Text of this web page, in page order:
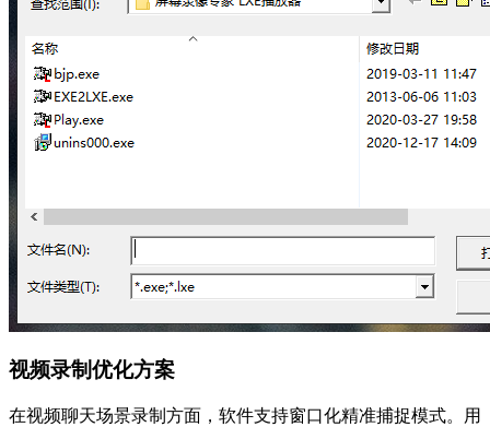
视频录制优化方案
在视频聊天场景录制方面，软件支持窗口化精准捕捉模式。用